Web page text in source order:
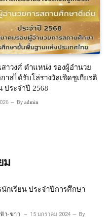
าวงศ์ ตำแหน่ง รองผู้อำนวย
าสได้รับโล่รางวัลเชิดชูเกียรติ
ประจำปี 2568
By admin
ม
กเรียน ประจำปีการศึกษา
า-ขาว 15 มกราคม 2024 By